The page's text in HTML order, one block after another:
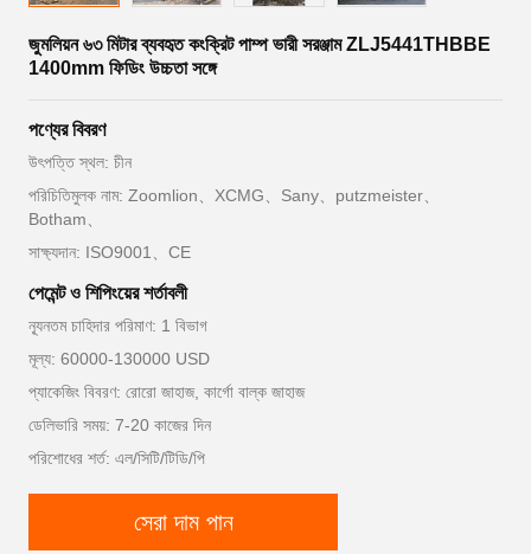
জুমলিয়ন ৬৩ মিটার ব্যবহৃত কংক্রিট পাম্প ভারী সরঞ্জাম ZLJ5441THBBE
1400mm ফিডিং উচ্চতা সঙ্গে
পণ্যের বিবরণ
উৎপত্তি স্থল: চীন
পরিচিতিমুলক নাম: Zoomlion、XCMG、Sany、putzmeister、
Botham、
সাক্ষ্যদান: ISO9001、CE
পেমেন্ট ও শিপিংয়ের শর্তাবলী
ন্যূনতম চাহিদার পরিমাণ: 1 বিভাগ
মূল্য: 60000-130000 USD
প্যাকেজিং বিবরণ: রোরো জাহাজ, কার্গো বাল্ক জাহাজ
ডেলিভারি সময়: 7-20 কাজের দিন
পরিশোধের শর্ত: এল/সিটি/টিডি/পি
সেরা দাম পান